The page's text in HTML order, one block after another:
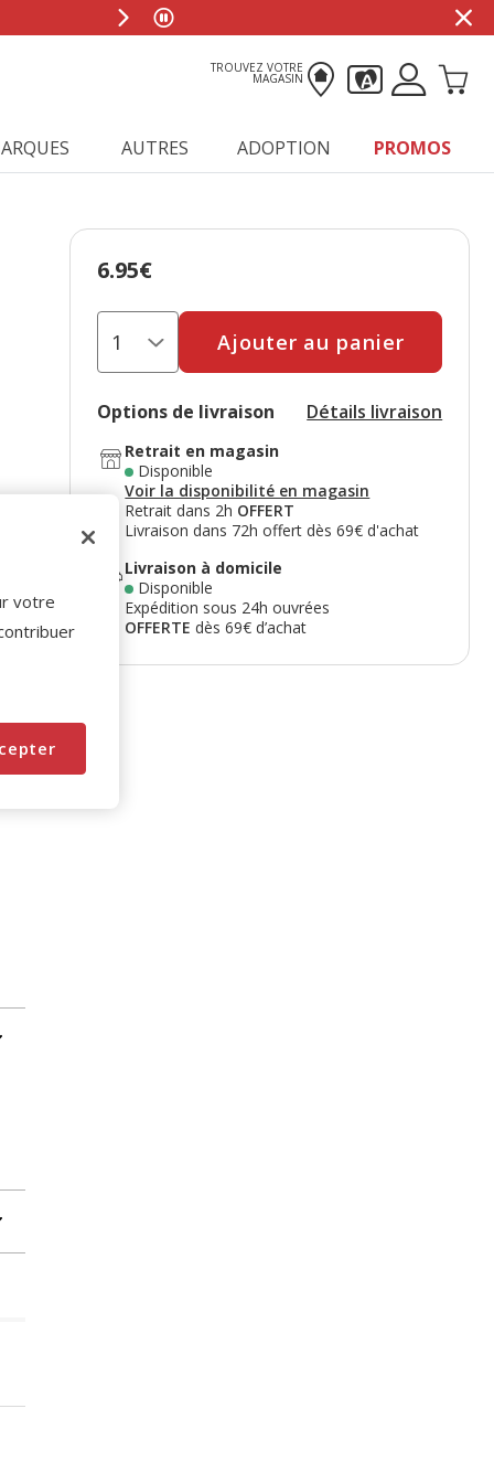
TROUVEZ VOTRE
MAGASIN
AUTRES ADOPTION PROMOS
Prix 6.95€
6.95€
Ajouter au panier
Options de livraison Détails livraison
Retrait en magasin
Disponible
Voir la disponibilité en magasin
Retrait dans 2h OFFERT
Livraison dans 72h offert dès 69€ d'achat
Livraison à domicile
Disponible
Expédition sous 24h ouvrées
OFFERTEdès 69€ d’achat
votre